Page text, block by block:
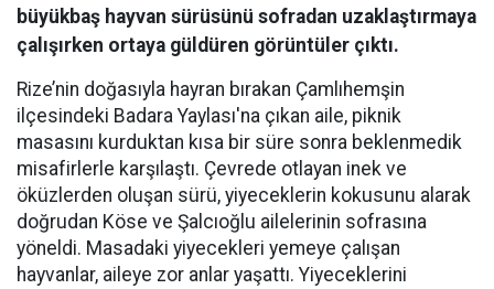
büyükbaş hayvan sürüsünü sofradan uzaklaştırmaya
çalışırken ortaya güldüren görüntüler çıktı.
Rize’nin doğasıyla hayran bırakan Çamlıhemşin
ilçesindeki Badara Yaylası'na çıkan aile, piknik
masasını kurduktan kısa bir süre sonra beklenmedik
misafirlerle karşılaştı. Çevrede otlayan inek ve
öküzlerden oluşan sürü, yiyeceklerin kokusunu alarak
doğrudan Köse ve Şalcıoğlu ailelerinin sofrasına
yöneldi. Masadaki yiyecekleri yemeye çalışan
hayvanlar, aileye zor anlar yaşattı. Yiyeceklerini